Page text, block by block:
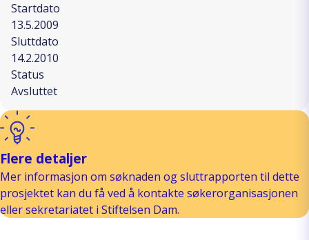
Startdato
13.5.2009
Sluttdato
14.2.2010
Status
Avsluttet
Flere detaljer
Mer informasjon om søknaden og sluttrapporten til dette
prosjektet kan du få ved å kontakte søkerorganisasjonen
eller sekretariatet i Stiftelsen Dam.